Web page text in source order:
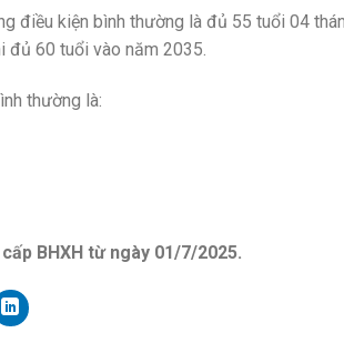
điều kiện bình thường là đủ 55 tuổi 04
đủ 60 tuổi vào năm 2035.
thường là:
BHXH từ ngày 01/7/2025.